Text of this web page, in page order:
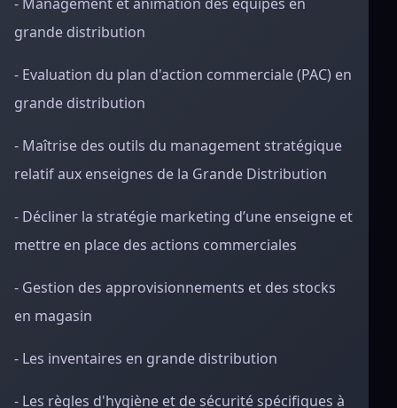
grande distribution
- Evaluation du plan d'action commerciale (PAC) en
grande distribution
- Maîtrise des outils du management stratégique
relatif aux enseignes de la Grande Distribution
- Décliner la stratégie marketing d’une enseigne et
mettre en place des actions commerciales
- Gestion des approvisionnements et des stocks
en magasin
- Les inventaires en grande distribution
- Les règles d'hygiène et de sécurité spécifiques à